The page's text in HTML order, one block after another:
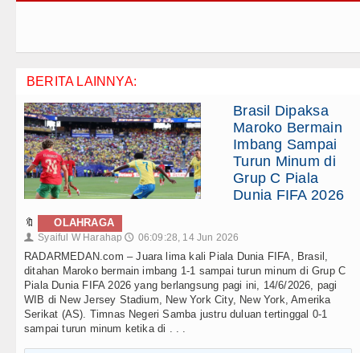
BERITA LAINNYA:
Brasil Dipaksa
Maroko Bermain
Imbang Sampai
Turun Minum di
Grup C Piala
Dunia FIFA 2026
🔖 OLAHRAGA
👤 Syaiful W Harahap 🕔 06:09:28, 14 Jun 2026
RADARMEDAN.com – Juara lima kali Piala Dunia FIFA, Brasil,
ditahan Maroko bermain imbang 1-1 sampai turun minum di Grup C
Piala Dunia FIFA 2026 yang berlangsung pagi ini, 14/6/2026, pagi
WIB di New Jersey Stadium, New York City, New York, Amerika
Serikat (AS). Timnas Negeri Samba justru duluan tertinggal 0-1
sampai turun minum ketika di . . .